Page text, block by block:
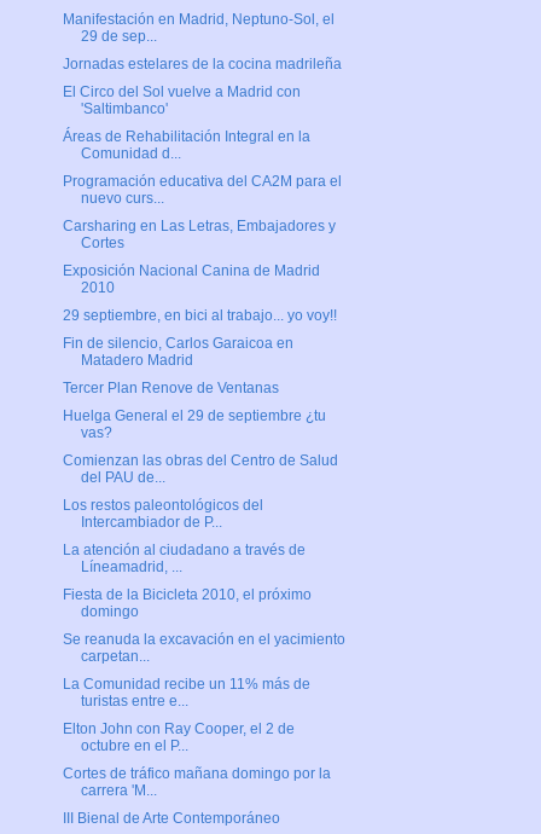
Manifestación en Madrid, Neptuno-Sol, el
29 de sep...
Jornadas estelares de la cocina madrileña
El Circo del Sol vuelve a Madrid con
'Saltimbanco'
Áreas de Rehabilitación Integral en la
Comunidad d...
Programación educativa del CA2M para el
nuevo curs...
Carsharing en Las Letras, Embajadores y
Cortes
Exposición Nacional Canina de Madrid
2010
29 septiembre, en bici al trabajo... yo voy!!
Fin de silencio, Carlos Garaicoa en
Matadero Madrid
Tercer Plan Renove de Ventanas
Huelga General el 29 de septiembre ¿tu
vas?
Comienzan las obras del Centro de Salud
del PAU de...
Los restos paleontológicos del
Intercambiador de P...
La atención al ciudadano a través de
Líneamadrid, ...
Fiesta de la Bicicleta 2010, el próximo
domingo
Se reanuda la excavación en el yacimiento
carpetan...
La Comunidad recibe un 11% más de
turistas entre e...
Elton John con Ray Cooper, el 2 de
octubre en el P...
Cortes de tráfico mañana domingo por la
carrera 'M...
III Bienal de Arte Contemporáneo